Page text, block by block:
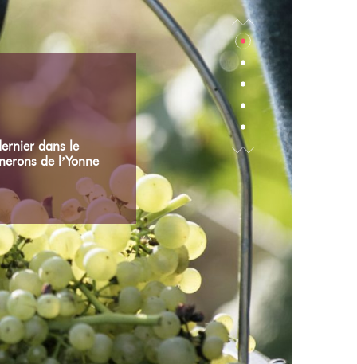
dans le
de l’Yonne
ODG. Vous
de production